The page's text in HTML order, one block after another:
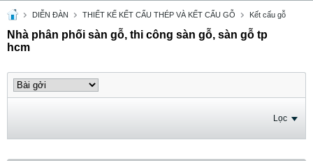
DIỄN ĐÀN THIẾT KẾ KẾT CẤU THÉP VÀ KẾT CẤU GỖ Kết cấu gỗ
Nhà phân phối sàn gỗ, thi công sàn gỗ, sàn gỗ tp
hcm
Lọc